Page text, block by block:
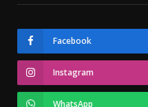
Facebook
Instagram
WhatsApp